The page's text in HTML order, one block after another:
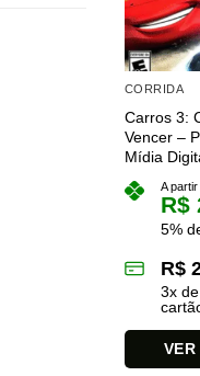
CORRIDA
Carros 3:
Vencer –
Mídia
A partir
R$
5%
R$
3x de
VER